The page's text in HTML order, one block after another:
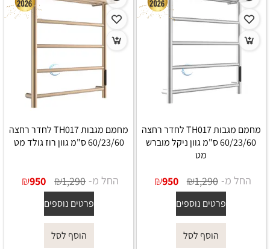
מחמם מגבות TH017 לחדר רחצה
60/23/60 ס"מ גוון ניקל מוברש
מט
החל מ- ₪1,290
₪950
פרטים נוספים
הוסף לסל
מחמם מגבות TH017 לחדר רחצה
60/23/60 ס"מ גוון רוז גולד מט
החל מ- ₪1,290
₪950
פרטים נוספים
הוסף לסל